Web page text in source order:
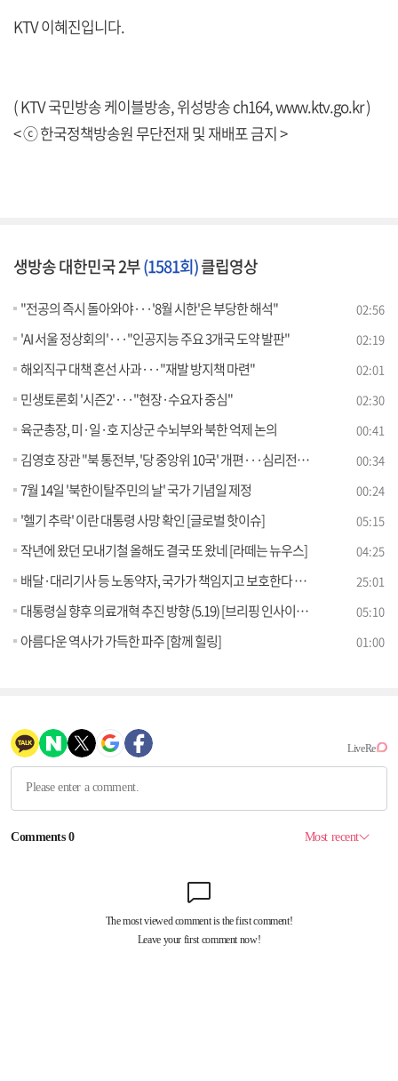
KTV 이혜진입니다.
( KTV 국민방송 케이블방송, 위성방송 ch164,www.ktv.go.kr)
< ⓒ 한국정책방송원 무단전재 및 재배포 금지 >
생방송 대한민국 2부(1581회)클립영상
"전공의 즉시 돌아와야···'8월 시한'은 부당한 해석" 02:56
'AI 서울 정상회의'···"인공지능 주요 3개국 도약 발판" 02:19
해외직구 대책 혼선 사과···"재발 방지책 마련" 02:01
민생토론회 '시즌2'···"현장·수요자 중심" 02:30
육군총장, 미·일·호 지상군 수뇌부와 북한 억제 논의 00:41
김영호 장관 "북 통전부, '당 중앙위 10국' 개편···심리전 수행" 00:34
7월 14일 '북한이탈주민의 날' 국가 기념일 제정 00:24
'헬기 추락' 이란 대통령 사망 확인 [글로벌 핫이슈] 05:15
작년에 왔던 모내기철 올해도 결국 또 왔네 [라떼는 뉴우스] 04:25
배달·대리기사 등 노동약자, 국가가 책임지고 보호한다 [경제&이슈] 25:01
대통령실 향후 의료개혁 추진 방향 (5.19) [브리핑 인사이트] 05:10
아름다운 역사가 가득한 파주 [함께 힐링] 01:00